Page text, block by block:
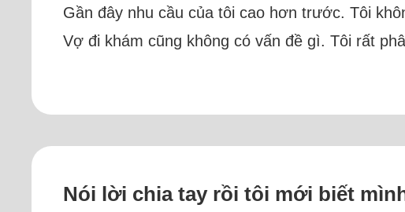
Gần đây nhu cầu của tôi cao hơn trước. Tôi
Vợ đi khám cũng không có vấn đề gì. Tôi rất
Nói lời chia tay rồi tôi mới biết